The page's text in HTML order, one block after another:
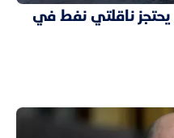
يحتجز ناقلتي نفط في